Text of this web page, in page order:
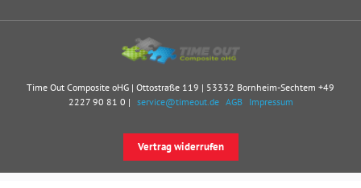
Time Out Composite oHG | Ottostraße 119 | 53332 Bornheim-Sechtem +49
2227 90 81 0 | service@timeout.de AGB Impressum
Vertrag widerrufen